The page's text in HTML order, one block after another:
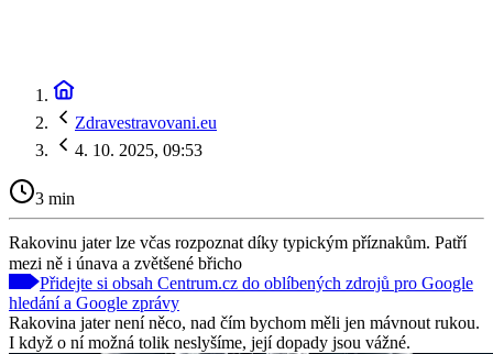
Zdravestravovani.eu
4. 10. 2025, 09:53
3 min
Rakovinu jater lze včas rozpoznat díky typickým příznakům. Patří
mezi ně i únava a zvětšené břicho
Přidejte si obsah Centrum.cz do oblíbených zdrojů pro Google
hledání a Google zprávy
Rakovina jater není něco, nad čím bychom měli jen mávnout rukou.
I když o ní možná tolik neslyšíme, její dopady jsou vážné.